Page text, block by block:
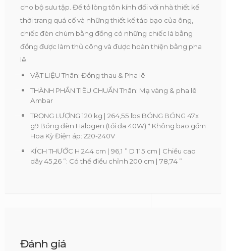
cho bộ sưu tập. Để tỏ lòng tôn kính đối với nhà thiết kế
thời trang quá cố và những thiết kế táo bạo của ông,
chiếc đèn chùm bằng đồng có những chiếc lá bằng
đồng được làm thủ công và được hoàn thiện bằng pha
lê.
VẬT LIỆU Thân: Đồng thau & Pha lê
THÀNH PHẦN TIÊU CHUẨN Thân: Mạ vàng & pha lê
Ambar
TRỌNG LƯỢNG 120 kg | 264,55 lbs BÓNG BÓNG 47x
g9 Bóng đèn Halogen (tối đa 40W) * Không bao gồm
Hoa Kỳ Điện áp: 220-240V
KÍCH THƯỚC H 244 cm | 96,1 ” D 115 cm | Chiều cao
dây 45,26 ”: Có thể điều chỉnh 200 cm | 78,74 ”
Đánh giá